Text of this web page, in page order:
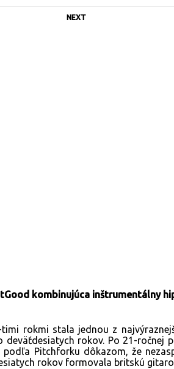
NEXT
kombinujúca inštrumentálny
rokmi stala jednou z
rokov. Po 21-ročnej
Pitchforku dôkazom, že
rokov formovala britskú